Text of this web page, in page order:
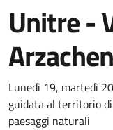
Unitre -
Dettaglio
Lunedì 19, martedì
guidata al territorio
paesaggi naturali